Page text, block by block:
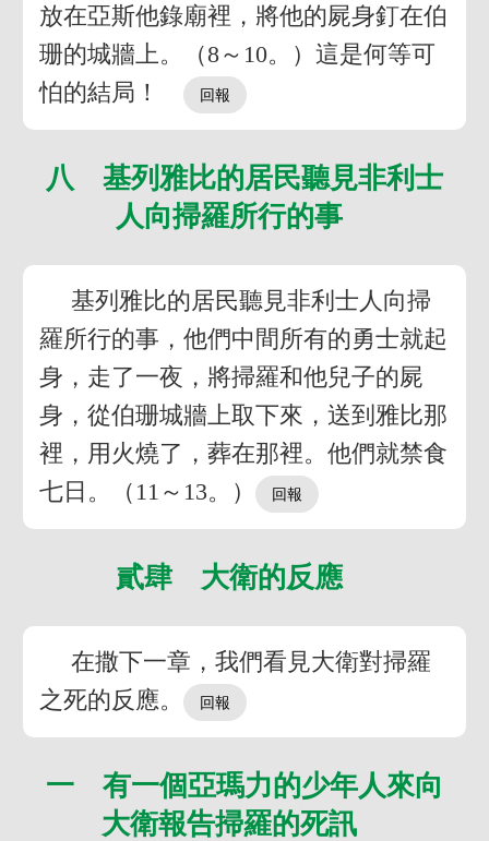
放在亞斯他錄廟裡，將他的屍身釘在伯
珊的城牆上。（8～10。）這是何等可
怕的結局！
八 基列雅比的居民聽見非利士
人向掃羅所行的事
基列雅比的居民聽見非利士人向掃
羅所行的事，他們中間所有的勇士就起
身，走了一夜，將掃羅和他兒子的屍
身，從伯珊城牆上取下來，送到雅比那
裡，用火燒了，葬在那裡。他們就禁食
七日。（11～13。）
貳肆 大衛的反應
在撒下一章，我們看見大衛對掃羅
之死的反應。
一 有一個亞瑪力的少年人來向
大衛報告掃羅的死訊